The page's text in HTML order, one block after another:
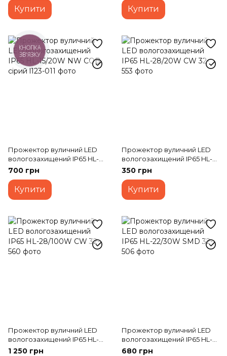
Купити Купити
Прожектор вуличний LED
вологозахищений IP65 HL-
15/20W NW COB сірий
700 грн
Купити
Прожектор вуличний LED
вологозахищений IP65 HL-
28/20W CW
350 грн
Купити
Прожектор вуличний LED
вологозахищений IP65 HL-
28/100W CW
1 250 грн
Прожектор вуличний LED
вологозахищений IP65 HL-
22/30W SMD
680 грн
КНОПКА
ЗВ'ЯЗКУ